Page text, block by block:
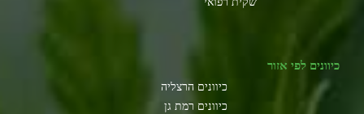
כיוונים לפי אזור
כיוונים הרצליה
כיוונים רמת גן